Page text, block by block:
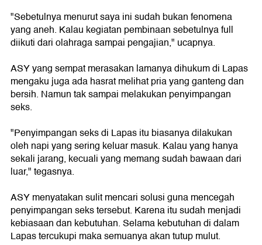
"Sebetulnya menurut saya ini sudah bukan fenomena
yang aneh. Kalau kegiatan pembinaan sebetulnya full
diikuti dari olahraga sampai pengajian," ucapnya.
ASY yang sempat merasakan lamanya dihukum di Lapas
mengaku juga ada hasrat melihat pria yang ganteng dan
bersih. Namun tak sampai melakukan penyimpangan
seks.
"Penyimpangan seks di Lapas itu biasanya dilakukan
oleh napi yang sering keluar masuk. Kalau yang hanya
sekali jarang, kecuali yang memang sudah bawaan dari
luar," tegasnya.
ASY menyatakan sulit mencari solusi guna mencegah
penyimpangan seks tersebut. Karena itu sudah menjadi
kebiasaan dan kebutuhan. Selama kebutuhan di dalam
Lapas tercukupi maka semuanya akan tutup mulut.